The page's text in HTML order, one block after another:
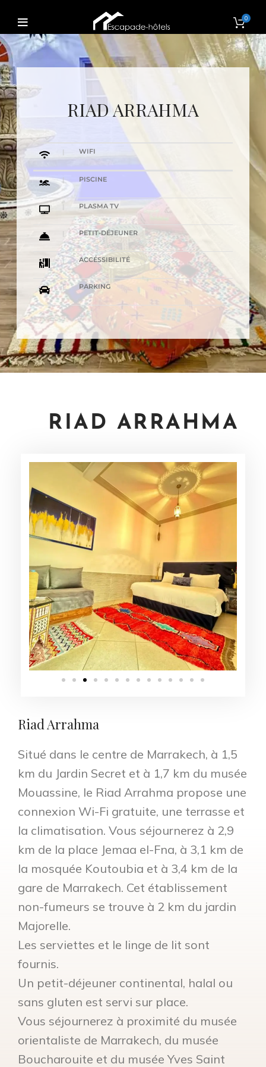
0
RIAD ARRAHMA
WIFI
PISCINE
PLASMA TV
PETIT-DÉJEUNER
ACCÉSSIBILITÉ
PARKING
RIAD ARRAHMA
Riad Arrahma
Situé dans le centre de Marrakech, à 1,5
km du Jardin Secret et à 1,7 km du musée
Mouassine, le Riad Arrahma propose une
connexion Wi-Fi gratuite, une terrasse et
la climatisation. Vous séjournerez à 2,9
km de la place Jemaa el-Fna, à 3,1 km de
la mosquée Koutoubia et à 3,4 km de la
gare de Marrakech. Cet établissement
non-fumeurs se trouve à 2 km du jardin
Majorelle.
Les serviettes et le linge de lit sont
fournis.
Un petit-déjeuner continental, halal ou
sans gluten est servi sur place.
Vous séjournerez à proximité du musée
orientaliste de Marrakech, du musée
Boucharouite et du musée Yves Saint